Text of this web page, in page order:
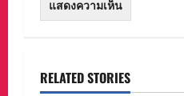
RELATED STORIES